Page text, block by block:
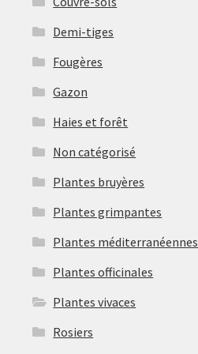
Demi-tiges
Fougères
Gazon
Haies et forêt
Non catégorisé
Plantes bruyères
Plantes grimpantes
Plantes méditerranéennes
Plantes officinales
Plantes vivaces
Rosiers